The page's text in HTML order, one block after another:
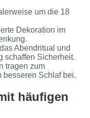
um die 18
Dekoration im
Abendritual und
schaffen Sicherheit.
tragen zum
besseren Schlaf bei.
häufigen